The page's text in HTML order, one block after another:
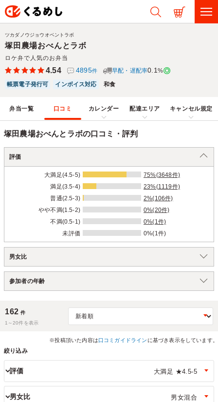
塚田農場おべんとラボ
ロケ弁で人気のお弁当
ツカダノウジョウオベントラボ
4.54 4895件 早配・遅配率0.1 %
帳票電子発行可
インボイス対応 和食
弁当一覧 口コミ カレンダー 配達エリア キャンセル規定
塚田農場おべんとラボの口コミ・評判
評価
大満足(4.5-5)
75%(3648件)
満足(3.5-4)
23%(1119件)
普通(2.5-3)
2%(106件)
やや不満(1.5-2)
0%(20件)
不満(0.5-1)
0%(1件)
未評価
0%(1件)
男女比
参加者の年齢
162 件
1～20件を表示
※投稿頂いた内容は口コミガイドライン に基づき表示をしています。
絞り込み
評価
男女比